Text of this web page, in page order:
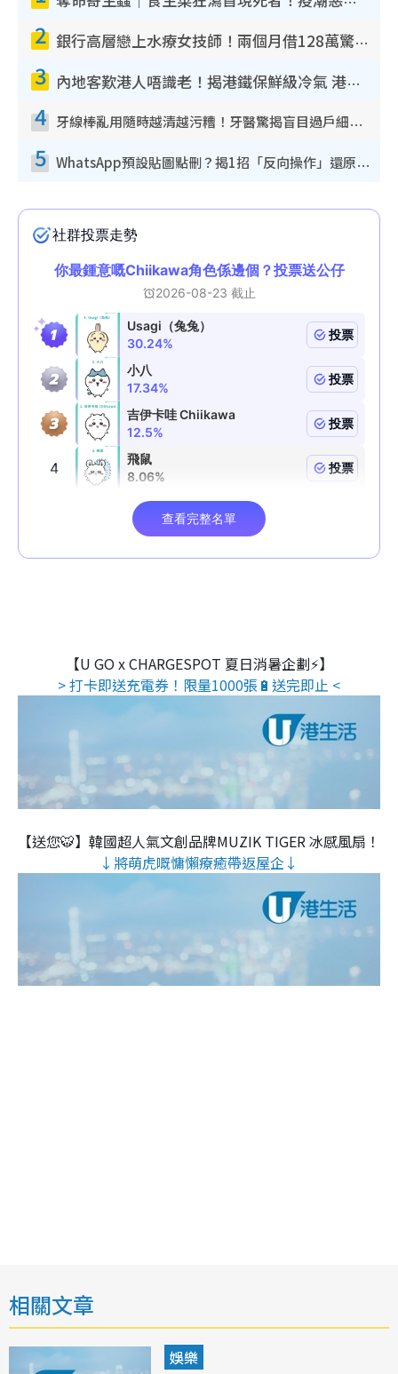
2 銀行高層戀上水療女技師！兩個月借128萬驚覺「沉船」沉落火海 揭背後疑似邪教操控賣淫
3 內地客歎港人唔識老！揭港鐵保鮮級冷氣 港人求放過：咪投訴
4 牙線棒亂用隨時越清越污糟！牙醫驚揭盲目過戶細菌恐致蛀牙：呢種先係日常真保養
5 WhatsApp預設貼圖點刪？揭1招「反向操作」還原簡潔介面 附3步實測教學
【U GO x CHARGESPOT 夏日消暑企劃⚡】
> 打卡即送充電券！限量1000張🔋送完即止 <
【送您🐯】韓國超人氣文創品牌MUZIK TIGER 冰感風扇！
↓將萌虎嘅慵懶療癒帶返屋企↓
相關文章
娛樂